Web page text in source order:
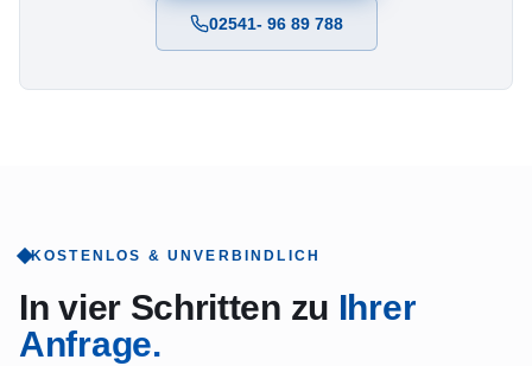
02541- 96 89 788
KOSTENLOS & UNVERBINDLICH
In vier Schritten zu Ihrer
Anfrage.